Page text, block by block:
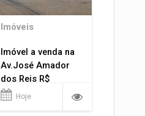
Imóveis
Imóvel a venda na
Av.José Amador
dos Reis R$
1.400.000
Hoje